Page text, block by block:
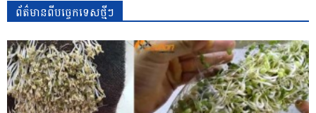
ព័ត៌មានពីបច្ចេកទេសថ្មីៗ